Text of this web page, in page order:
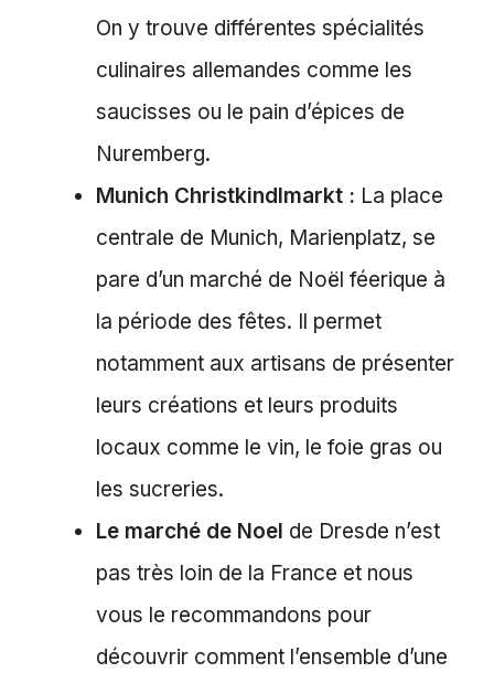
On y trouve différentes spécialités
culinaires allemandes comme les
saucisses ou le pain d’épices de
Nuremberg.
Munich Christkindlmarkt : La place
centrale de Munich, Marienplatz, se
pare d’un marché de Noël féerique à
la période des fêtes. Il permet
notamment aux artisans de présenter
leurs créations et leurs produits
locaux comme le vin, le foie gras ou
les sucreries.
Le marché de Noel de Dresde n’est
pas très loin de la France et nous
vous le recommandons pour
découvrir comment l’ensemble d’une